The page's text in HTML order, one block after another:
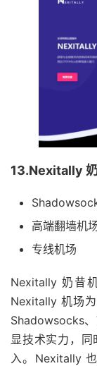
13.Nexitally
高端翻墙机
专线机场
Nexitally 奶昔
Nexitally 机场
Shadowsocks
显技术实力，
入。Nexitally